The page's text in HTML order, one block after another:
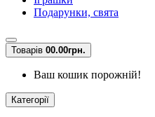
Подарунки, свята
Товарів 00.00грн.
Ваш кошик порожній!
Категорії